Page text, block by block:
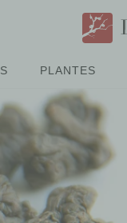
PLANTES